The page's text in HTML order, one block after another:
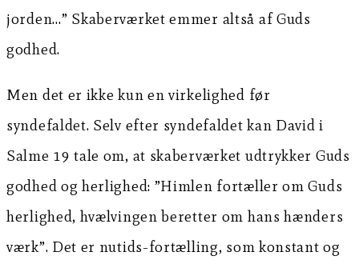
jorden…” Skaberværket emmer altså af Guds
godhed.
Men det er ikke kun en virkelighed før
syndefaldet. Selv efter syndefaldet kan David i
Salme 19 tale om, at skaberværket udtrykker Guds
godhed og herlighed: ”Himlen fortæller om Guds
herlighed, hvælvingen beretter om hans hænders
værk”. Det er nutids-fortælling, som konstant og